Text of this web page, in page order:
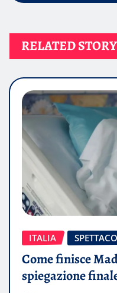
RELATED STORY
ITALIA
Come finisce
spiegazione